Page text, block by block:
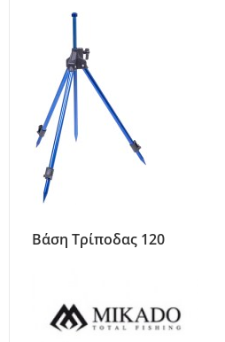
Βάση Τρίποδας 120